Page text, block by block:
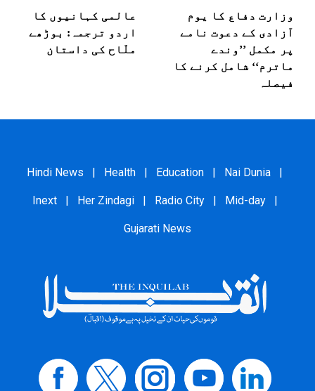
وزارت دفاع کا یوم
آزادی کے دعوت نامے
پر مکمل ’’وندے
ماترم‘‘ شامل کرنے کا
فیصلہ
عالمی کہانیوں کا
اردو ترجمہ: بوڑھے
ملّاح کی داستان
Hindi News | Health | Education | Nai Dunia |
Inext | Her Zindagi | Radio City | Mid-day |
Gujarati News